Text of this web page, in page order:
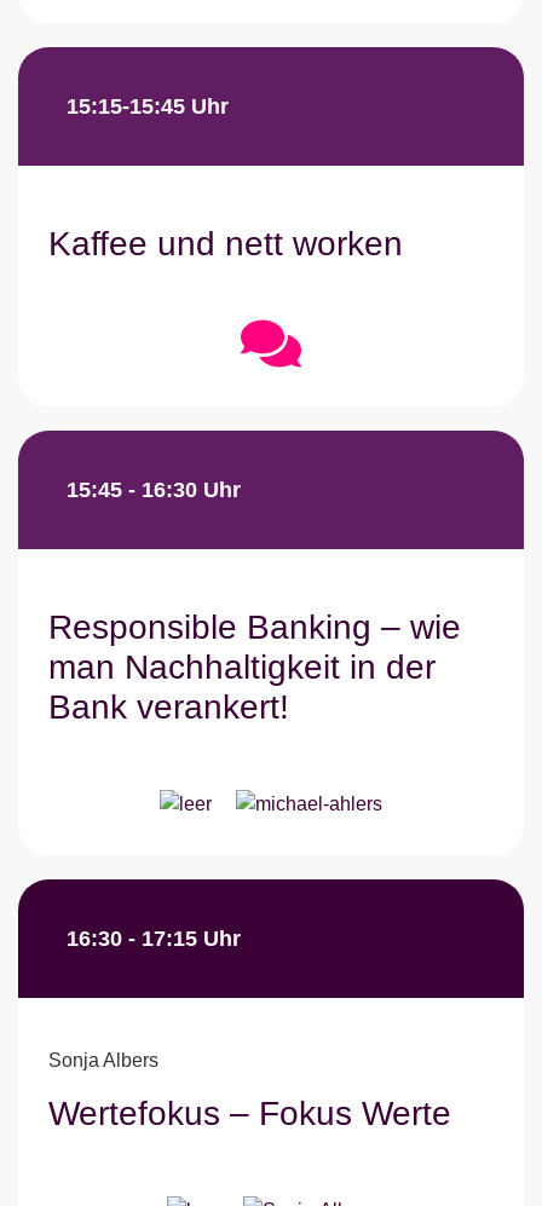
15:15-15:45 Uhr
Kaffee und nett worken
15:45 - 16:30 Uhr
Responsible Banking – wie
man Nachhaltigkeit in der
Bank verankert!
16:30 - 17:15 Uhr
Sonja Albers
Wertefokus – Fokus Werte